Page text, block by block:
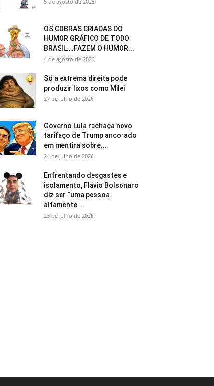
5 de agosto de 2026
OS COBRAS CRIADAS DO
HUMOR GRÁFICO DE TODO
BRASIL….FAZEM O HUMOR...
4 de agosto de 2026
Só a extrema direita pode
produzir lixos como Milei
27 de julho de 2026
Governo Lula rechaça novo
tarifaço de Trump ancorado
em mentira sobre...
24 de julho de 2026
Enfrentando desgastes e
isolamento, Flávio Bolsonaro
diz ser “uma pessoa
altamente...
23 de julho de 2026